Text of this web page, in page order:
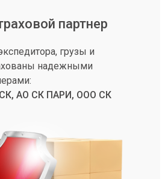
партнер
грузы и
надежными
АО СК ПАРИ, ООО СК